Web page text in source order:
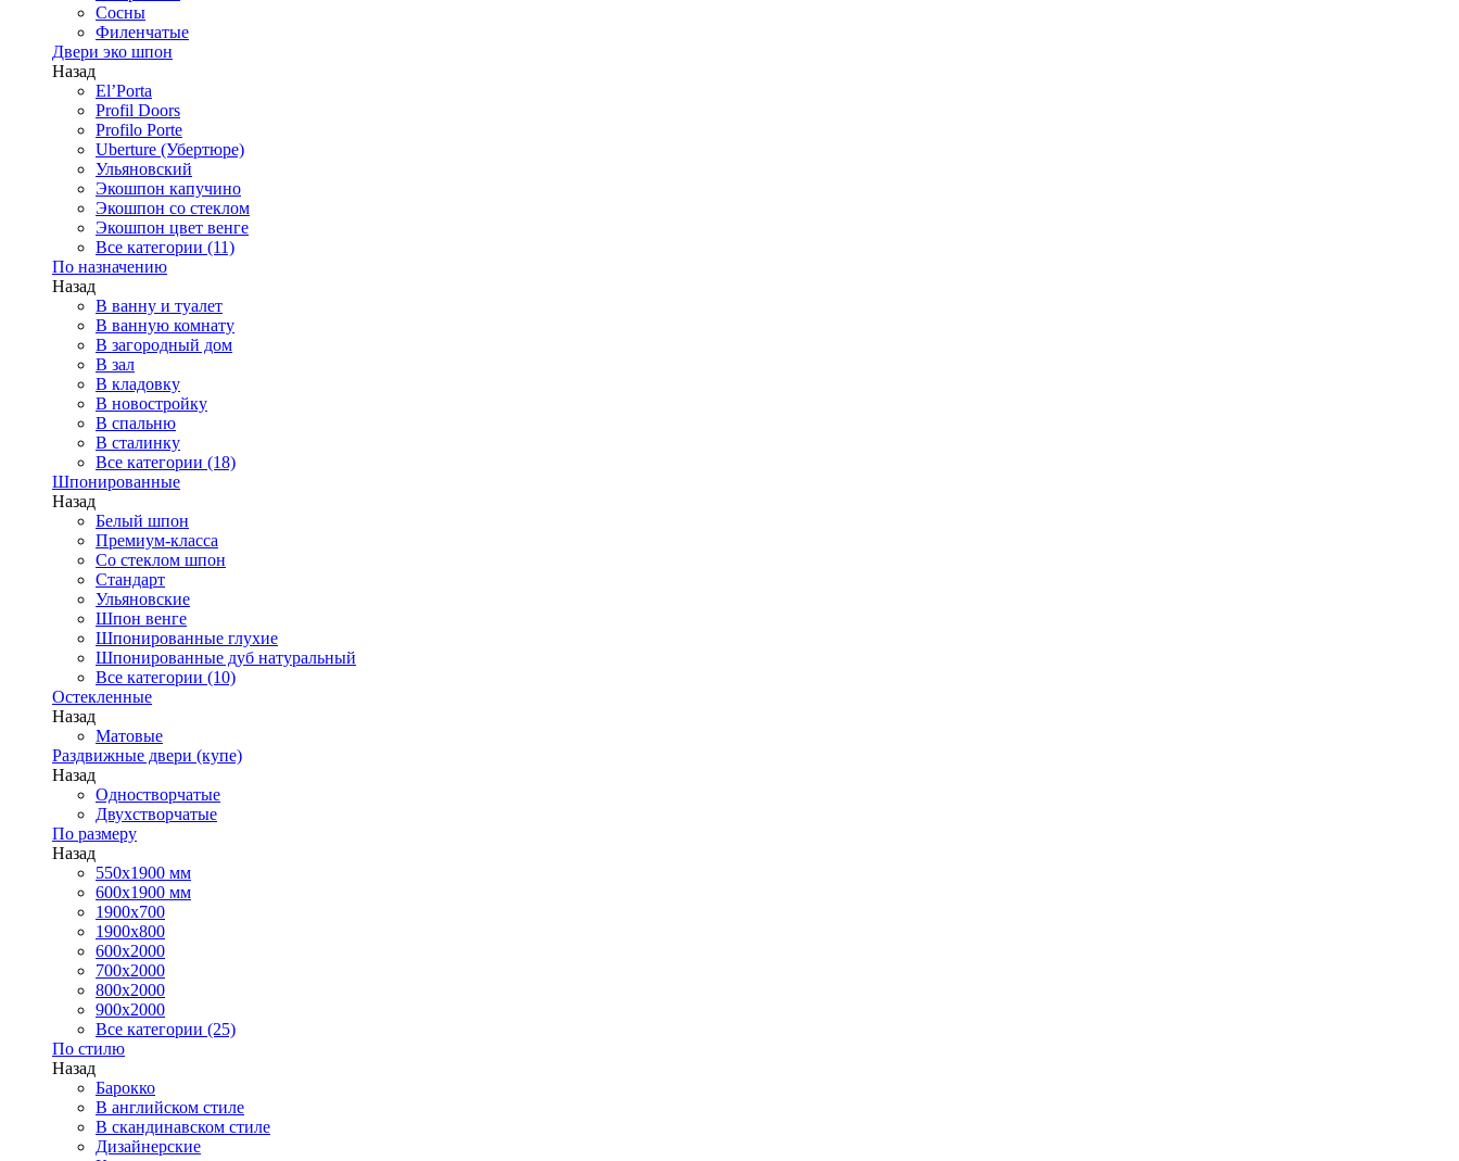
Сосны
Филенчатые
Двери эко шпон
Назад
El’Porta
Profil Doors
Profilo Porte
Uberture (Убертюре)
Ульяновский
Экошпон капучино
Экошпон со стеклом
Экошпон цвет венге
Все категории (11)
По назначению
Назад
В ванну и туалет
В ванную комнату
В загородный дом
В зал
В кладовку
В новостройку
В спальню
В сталинку
Все категории (18)
Шпонированные
Назад
Белый шпон
Премиум-класса
Со стеклом шпон
Стандарт
Ульяновские
Шпон венге
Шпонированные глухие
Шпонированные дуб натуральный
Все категории (10)
Остекленные
Назад
Матовые
Раздвижные двери (купе)
Назад
Одностворчатые
Двухстворчатые
По размеру
Назад
550x1900 мм
600x1900 мм
1900х700
1900х800
600x2000
700x2000
800x2000
900x2000
Все категории (25)
По стилю
Назад
Барокко
В английском стиле
В скандинавском стиле
Дизайнерские